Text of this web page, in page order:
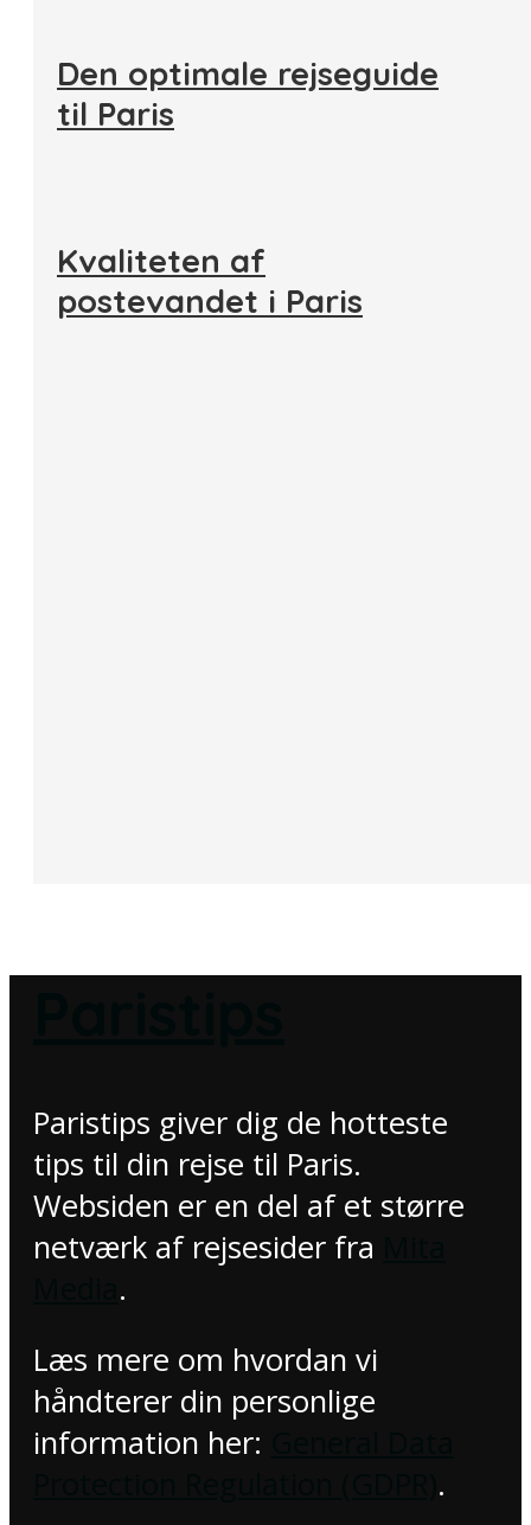
Den optimale rejseguide
til Paris
Kvaliteten af
postevandet i Paris
Paristips giver dig de hotteste
tips til din rejse til Paris.
Websiden er en del af et større
netværk af rejsesider fra
.
Læs mere om hvordan vi
håndterer din personlige
information her:
.